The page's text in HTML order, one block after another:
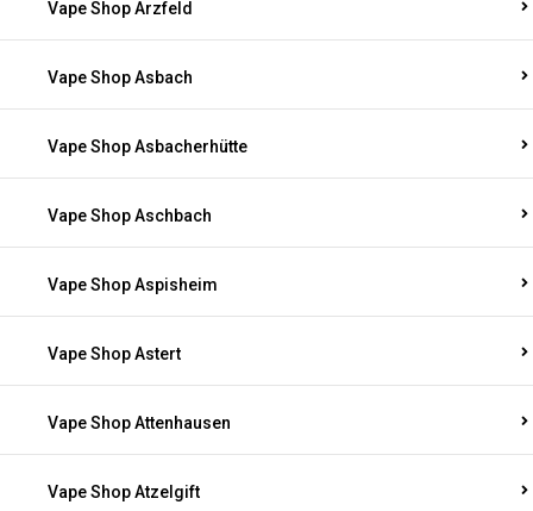
Vape Shop Arzfeld
Vape Shop Asbach
Vape Shop Asbacherhütte
Vape Shop Aschbach
Vape Shop Aspisheim
Vape Shop Astert
Vape Shop Attenhausen
Vape Shop Atzelgift